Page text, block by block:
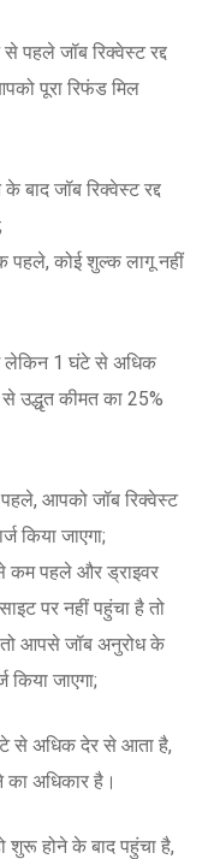
से पहले जॉब रिक्वेस्ट रद्द
पूरा रिफंड मिल
बाद जॉब रिक्वेस्ट रद्द
कोई शुल्क लागू नहीं
लेकिन 1 घंटे से अधिक
उद्धृत कीमत का 25%
आपको जॉब रिक्वेस्ट
किया जाएगा;
कम पहले और ड्राइवर
पर नहीं पहुंचा है तो
तो आपसे जॉब अनुरोध के
जाएगा;
से अधिक देर से आता है,
का अधिकार है।
शुरू होने के बाद पहुंचा है,